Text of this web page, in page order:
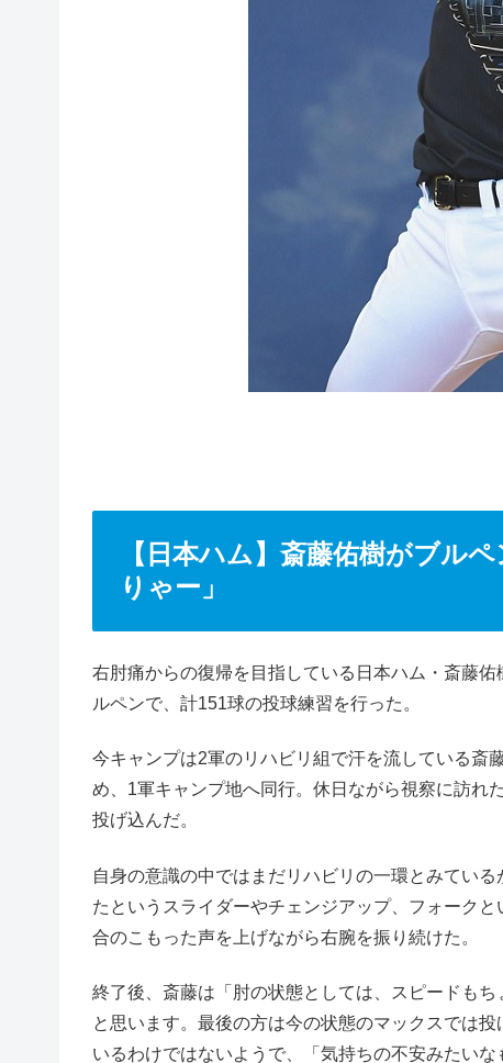
【日本ハム】斎藤佑樹がブル
りゃー」
右肘痛からの復帰を目指している日本ハム・斎藤
ルペンで、計151球の投球練習を行った。
今キャンプは2軍のリハビリ組で汗を流している斎
め、1軍キャンプ地へ同行。休日ながら視察に訪れ
投げ込んだ。
自身の意識の中ではまだリハビリの一環とみてい
たというスライダーやチェンジアップ、フォーク
合のこもった声を上げながら右腕を振り続けた。
終了後、斎藤は「肘の状態としては、スピードも
と思います。最後の方は今の状態のマックスでは
いるわけではないようで、「気持ちの不安みたい